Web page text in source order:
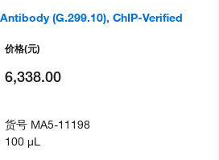
(G.299.10), ChIP-Verified
价格(元)
6,338.00
货号 MA5-11198
100 µL